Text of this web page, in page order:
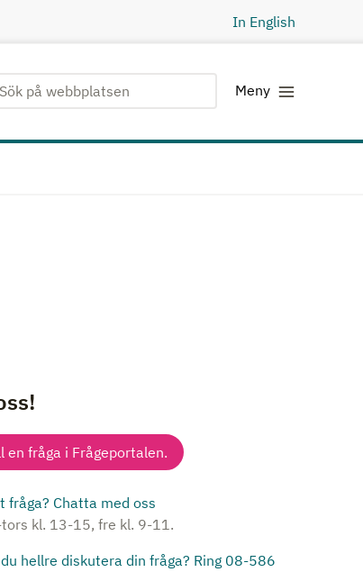
In English
på webbplatsen
sökning Meny
en fråga i Frågeportalen.
fråga? Chatta med oss
kl. 13-15, fre kl. 9-11.
hellre diskutera din fråga? Ring 08-586